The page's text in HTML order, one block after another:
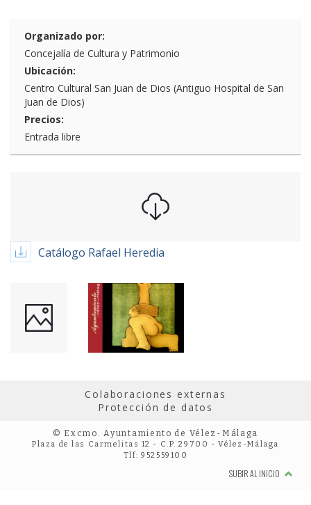
Organizado por:
Concejalía de Cultura y Patrimonio
Ubicación:
Centro Cultural San Juan de Dios (Antiguo Hospital de San
Juan de Dios)
Precios:
Entrada libre
Catálogo Rafael Heredia
Colaboraciones externas
Protección de datos
© Excmo. Ayuntamiento de Vélez-Málaga
Plaza de las Carmelitas 12 - C.P. 29700 - Vélez-Málaga
Tlf: 952559100
SUBIR AL INICIO